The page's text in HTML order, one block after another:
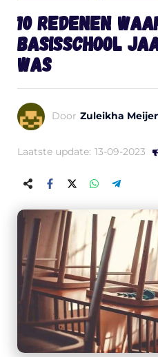
10 redenen
basisschool
was
Door Zuleikha
Laatste update: 13-09-2023